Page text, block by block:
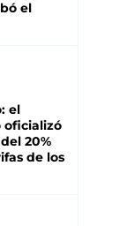
el
el
oficializó
20%
de los